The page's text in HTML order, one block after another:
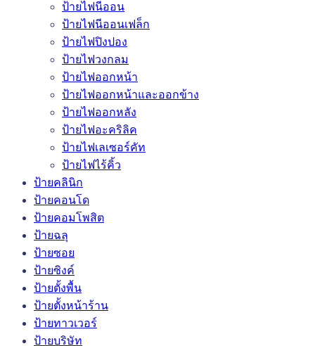
ป้ายไฟนีออน
ป้ายไฟนีออนเฟล็ก
ป้ายไฟปิงปอง
ป้ายไฟวงกลม
ป้ายไฟออกหน้า
ป้ายไฟออกหน้าและออกข้าง
ป้ายไฟออกหลัง
ป้ายไฟอะคริลิค
ป้ายไฟเลเซอร์คัท
ป้ายไฟไร้คิ้ว
ป้ายคลินิก
ป้ายคอนโด
ป้ายคอมโพสิต
ป้ายฉลุ
ป้ายซอย
ป้ายซิงค์
ป้ายตั้งพื้น
ป้ายตั้งหน้าร้าน
ป้ายทาวเวอร์
ป้ายบริษัท